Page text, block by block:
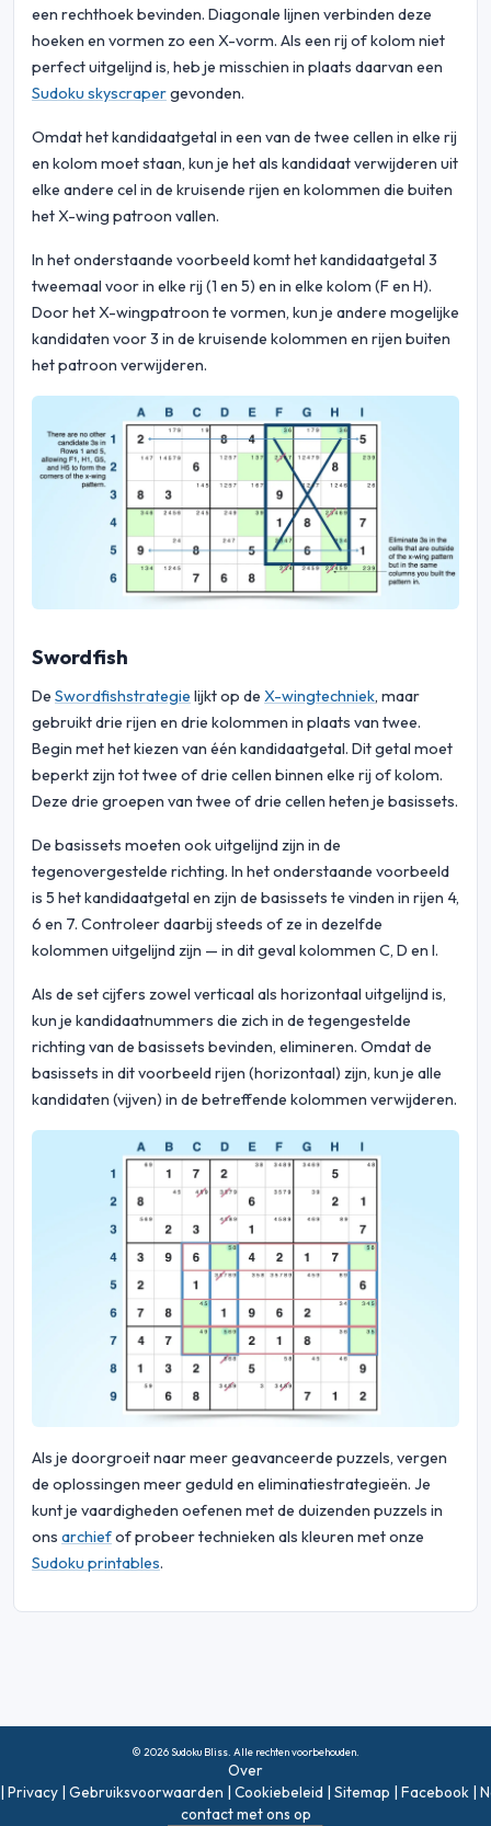
een rechthoek bevinden. Diagonale lijnen verbinden deze
hoeken en vormen zo een X-vorm. Als een rij of kolom niet
perfect uitgelijnd is, heb je misschien in plaats daarvan een
Sudoku skyscrapergevonden.
Omdat het kandidaatgetal in een van de twee cellen in elke rij
en kolom moet staan, kun je het als kandidaat verwijderen uit
elke andere cel in de kruisende rijen en kolommen die buiten
het X-wing patroon vallen.
In het onderstaande voorbeeld komt het kandidaatgetal 3
tweemaal voor in elke rij (1 en 5) en in elke kolom (F en H).
Door het X-wingpatroon te vormen, kun je andere mogelijke
kandidaten voor 3 in de kruisende kolommen en rijen buiten
het patroon verwijderen.
Swordfish
De Swordfishstrategie lijkt op de X-wingtechniek, maar
gebruikt drie rijen en drie kolommen in plaats van twee.
Begin met het kiezen van één kandidaatgetal. Dit getal moet
beperkt zijn tot twee of drie cellen binnen elke rij of kolom.
Deze drie groepen van twee of drie cellen heten je basissets.
De basissets moeten ook uitgelijnd zijn in de
tegenovergestelde richting. In het onderstaande voorbeeld
is 5 het kandidaatgetal en zijn de basissets te vinden in rijen 4,
6 en 7. Controleer daarbij steeds of ze in dezelfde
kolommen uitgelijnd zijn — in dit geval kolommen C, D en I.
Als de set cijfers zowel verticaal als horizontaal uitgelijnd is,
kun je kandidaatnummers die zich in de tegengestelde
richting van de basissets bevinden, elimineren. Omdat de
basissets in dit voorbeeld rijen (horizontaal) zijn, kun je alle
kandidaten (vijven) in de betreffende kolommen verwijderen.
Als je doorgroeit naar meer geavanceerde puzzels, vergen
de oplossingen meer geduld en eliminatiestrategieën. Je
kunt je vaardigheden oefenen met de duizenden puzzels in
ons archiefof probeer technieken als kleuren met onze
Sudoku printables.
© 2026 Sudoku Bliss. Alle rechten voorbehouden.
Over
Privacy| Gebruiksvoorwaarden | Cookiebeleid | Sitemap | Facebook|
contact met ons op